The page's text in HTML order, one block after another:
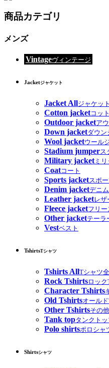
商品カテゴリ
メンズ
Vintageヴィンテージ
Jacketジャケット
Jacket Allジャケッ
Cotton jacketコッ
Outdoor jacketア
Down jacketダウン
Wool jacketウール
Stadium jumperス
Military jacketミリ
Coatコート
Sports jacketスポ
Denim jacketデニ
Leather jacketレザ
Fleece jacketフリー
Other jacketテーラ
Vestベスト
TshirtsTシャツ
Tshirts AllTシャツ
Rock Tshirtsロッ
Character Tshirts
Old Tshirtsオール
Other Tshirtsその
Tank topタンクト
Polo shirtsポロシャ
Shirtsシャツ